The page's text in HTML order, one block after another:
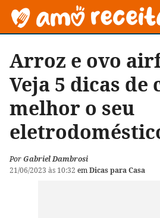
Arroz e ovo
Veja 5 dicas de
melhor o seu
PorGabriel Dambrosi
21/06/2023 às 10:32 emDicas para Casa